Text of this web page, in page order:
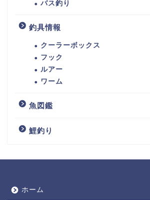
バス釣り
釣具情報
クーラーボックス
フック
ルアー
ワーム
魚図鑑
鯉釣り
ホーム